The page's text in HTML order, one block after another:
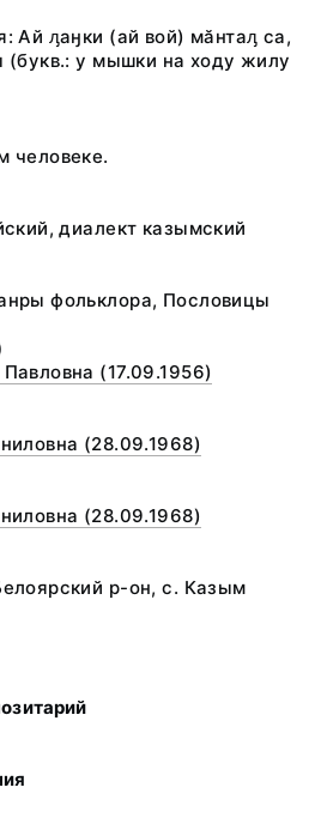
Ай ԓаӈки (ай вой) мӑнтаԓ са,
(букв.: у мышки на ходу жилу
человеке.
диалект казымский
фольклора, Пословицы
(17.09.1956)
(28.09.1968)
(28.09.1968)
р-он, с. Казым